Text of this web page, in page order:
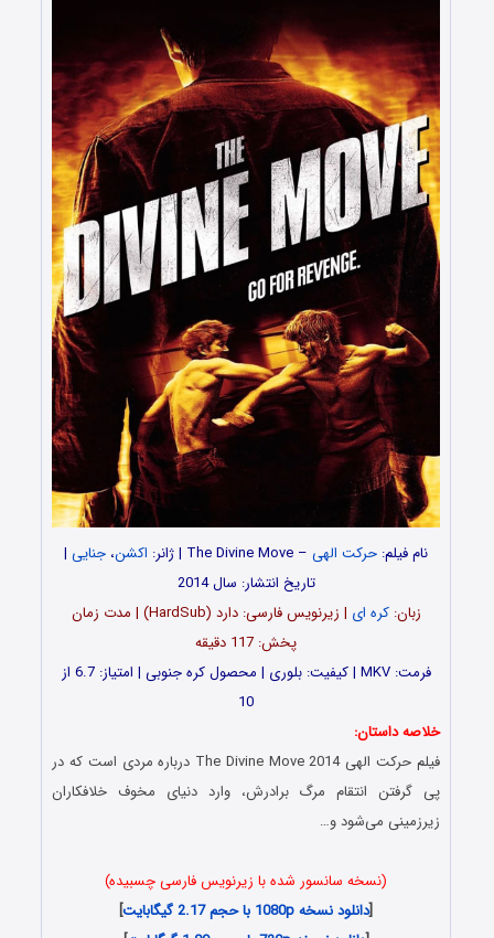
نام فیلم: حرکت الهی – The Divine Move | ژانر: اکشن، جنایی |
تاریخ انتشار: سال 2014
زبان:کره ای
| زیرنویس فارسی: دارد (HardSub) | مدت زمان
پخش: 117 دقیقه
فرمت: MKV | کیفیت: بلوری | محصول کره جنوبی | امتیاز: 6.7 از
10
خلاصه داستان:
فیلم حرکت الهی The Divine Move 2014 درباره مردی است که در
پی گرفتن انتقام مرگ برادرش، وارد دنیای مخوف خلافکاران
زیرزمینی می‌شود و…
(نسخه سانسور شده با زیرنویس فارسی چسبیده)
[دانلود نسخه 1080p با حجم 2.17 گیگابایت
]